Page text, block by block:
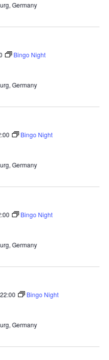
Germany
Bingo Night
Germany
Bingo Night
Germany
Bingo Night
Germany
22:00 Bingo Night
Germany